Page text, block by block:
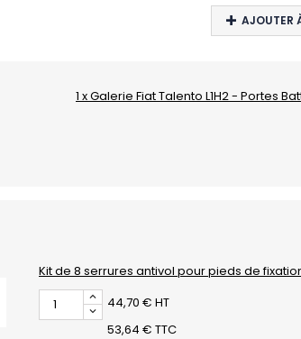
AJOUTER
1 x Galerie Fiat Talento L1H2 - Portes
Kit de 8 serrures antivol pour pieds de
44,70 € HT
53,64 € TTC